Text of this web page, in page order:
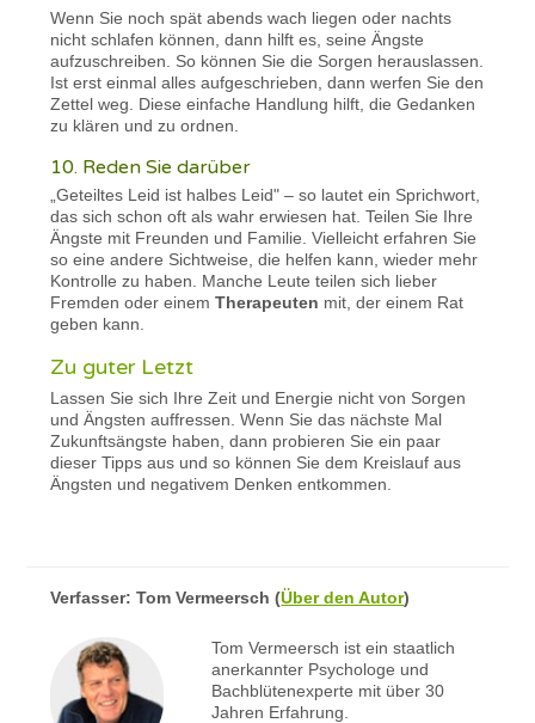
Wenn Sie noch spät abends wach liegen oder nachts
nicht schlafen können, dann hilft es, seine Ängste
aufzuschreiben. So können Sie die Sorgen herauslassen.
Ist erst einmal alles aufgeschrieben, dann werfen Sie den
Zettel weg. Diese einfache Handlung hilft, die Gedanken
zu klären und zu ordnen.
10. Reden Sie darüber
„Geteiltes Leid ist halbes Leid" – so lautet ein Sprichwort,
das sich schon oft als wahr erwiesen hat. Teilen Sie Ihre
Ängste mit Freunden und Familie. Vielleicht erfahren Sie
so eine andere Sichtweise, die helfen kann, wieder mehr
Kontrolle zu haben. Manche Leute teilen sich lieber
Fremden oder einemTherapeuten mit, der einem Rat
geben kann.
Zu guter Letzt
Lassen Sie sich Ihre Zeit und Energie nicht von Sorgen
und Ängsten auffressen. Wenn Sie das nächste Mal
Zukunftsängste haben, dann probieren Sie ein paar
dieser Tipps aus und so können Sie dem Kreislauf aus
Ängsten und negativem Denken entkommen.
Verfasser:Tom Vermeersch (Über den Autor)
Tom Vermeersch ist ein staatlich
anerkannter Psychologe und
Bachblütenexperte mit über 30
Jahren Erfahrung.